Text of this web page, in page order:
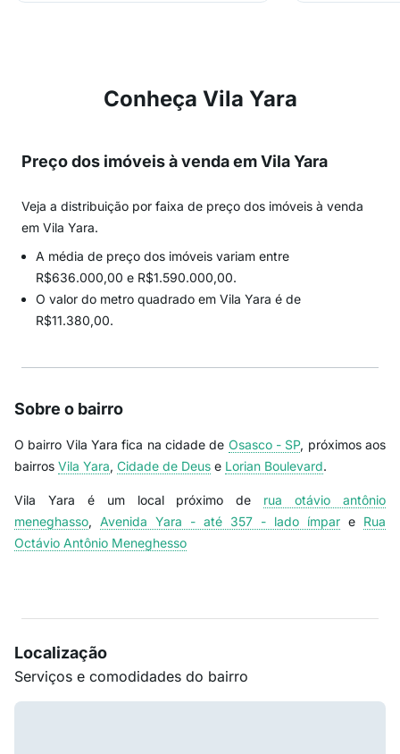
Conheça Vila Yara
Preço dos imóveis à venda em Vila Yara
Veja a distribuição por faixa de preço dos imóveis à venda
em Vila Yara.
A média de preço dos imóveis variam entre
R$636.000,00 e R$1.590.000,00.
O valor do metro quadrado em Vila Yara é de
R$11.380,00.
Sobre o bairro
O bairro Vila Yara fica na cidade de Osasco - SP, próximos aos
bairros Vila Yara, Cidade de Deus e Lorian Boulevard.
Vila Yara é um local próximo de rua otávio antônio
meneghasso, Avenida Yara - até 357 - lado ímpar e Rua
Octávio Antônio Meneghesso
Localização
Serviços e comodidades do bairro